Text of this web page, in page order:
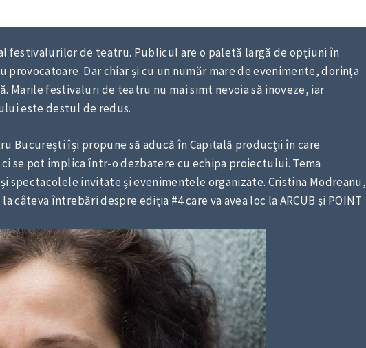
festivalurilor de teatru. Publicul are o paletă largă de opțiuni în
Dar chiar și cu un număr mare de evenimente, dorinţa
Marile festivaluri de teatru nu mai simt nevoia să inoveze, iar
este destul de redus.
București își propune să aducă în Capitală producţii în care
se pot implica într-o dezbatere cu echipa proiectului. Tema
spectacolele invitate și evenimentele organizate. Cristina Modreanu,
câteva întrebări despre ediția #4 care va avea loc la ARCUB și POINT